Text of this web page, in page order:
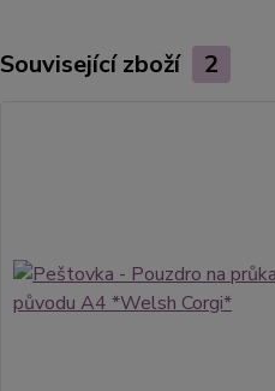
Související zboží 2